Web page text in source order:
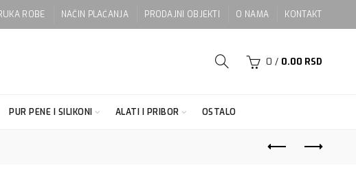
ROBE NAČIN PLAĆANJA PRODAJNI OBJEKTI O NAMA KONTAKT
0 / 0.00 RSD
PUR PENE I SILIKONI ALATI I PRIBOR OSTALO